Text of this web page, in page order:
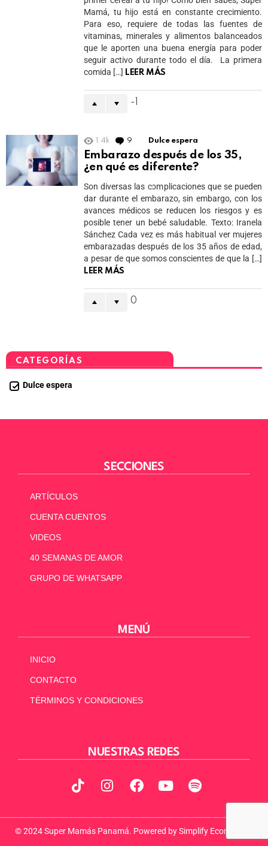
Mamá, tu hijo está en constante crecimiento.
Para eso, requiere de todas las fuentes de
vitaminas, minerales y alimentos balanceados
que le aporten una buena energía para poder
seguir activo durante todo el día. La primera
comida […] LEER MÁS
-1
1.4k 9 Comments
Dulce espera
Embarazo después de los 35,
¿en qué es diferente?
Son diversas las complicaciones que se pueden
dar durante el embarazo, sin embargo, con los
avances médicos se reducen los riesgos y es
posible tener un bebé saludable. Texto: Iranela
Sánchez Cada vez es más habitual ver mujeres
embarazadas después de los 35 años de edad,
a pesar de que somos conscientes de que la […]
LEER MÁS
0
CATEGORÍAS
Dulce espera
SECCIONES
ARTÍCULOS
CUENTA CUENTOS
VIDEOS
40 SEMANAS DE AMOR
GRUPO DE WHATSAPP
MENÚ
INICIO
CONTACTO
TÉRMINOS Y CONDICIONES
NUESTRAS REDES
© 2024 Super Mamás Panamá. Powered by Simplify Ecommerce